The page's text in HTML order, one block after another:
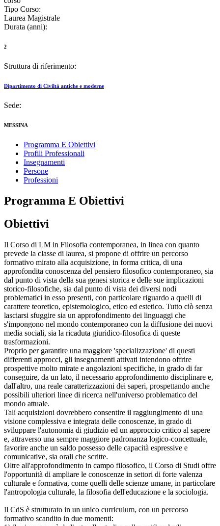
Tipo Corso:
Laurea Magistrale
Durata (anni):
2
Struttura di riferimento:
Dipartimento di Civiltà antiche e moderne
Sede:
MESSINA
Programma E Obiettivi
Profili Professionali
Insegnamenti
Persone
Professioni
Programma E Obiettivi
Obiettivi
Il Corso di LM in Filosofia contemporanea, in linea con quanto
prevede la classe di laurea, si propone di offrire un percorso
formativo mirato alla acquisizione, in forma critica, di una
approfondita conoscenza del pensiero filosofico contemporaneo, sia
dal punto di vista della sua genesi storica e delle sue implicazioni
storico-filosofiche, sia dal punto di vista dei diversi nodi
problematici in esso presenti, con particolare riguardo a quelli di
carattere teoretico, epistemologico, etico ed estetico. Tutto ciò senza
lasciarsi sfuggire sia un approfondimento dei linguaggi che
s'impongono nel mondo contemporaneo con la diffusione dei nuovi
media sociali, sia la ricaduta giuridico-filosofica di queste
trasformazioni.
Proprio per garantire una maggiore 'specializzazione' di questi
differenti approcci, gli insegnamenti attivati intendono offrire
prospettive molto mirate e angolazioni specifiche, in grado di far
conseguire, da un lato, il necessario approfondimento disciplinare e,
dall'altro, una reale caratterizzazioni dei saperi, prospettando anche
possibili ulteriori linee di ricerca nell'universo problematico del
mondo attuale.
Tali acquisizioni dovrebbero consentire il raggiungimento di una
visione complessiva e integrata delle conoscenze, in grado di
sviluppare l'autonomia di giudizio ed un approccio critico al sapere
e, attraverso una sempre maggiore padronanza logico-concettuale,
favorire anche un saldo possesso delle capacità espressive e
comunicative, sia orali che scritte.
Oltre all'approfondimento in campo filosofico, il Corso di Studi offre
l'opportunità di ampliare le conoscenze in settori di forte valenza
culturale e formativa, come quelli delle scienze umane, in particolare
l'antropologia culturale, la filosofia dell'educazione e la sociologia.
Il CdS è strutturato in un unico curriculum, con un percorso
formativo scandito in due momenti: